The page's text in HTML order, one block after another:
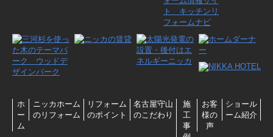
ホ
ー
ム
ニッカホーム
のリフォーム
リフォーム
のポイント
名古屋守山
のこだわり
施
工
事
お客
様の
声
ショール
ーム紹介